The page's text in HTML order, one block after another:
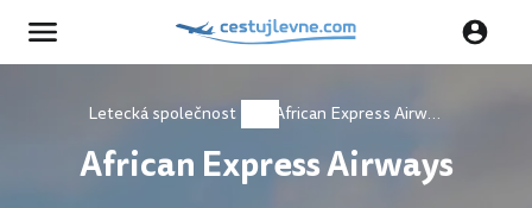
Letecká společnost African Express Airways
African Express Airways